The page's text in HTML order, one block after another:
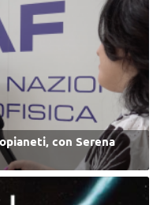
con Serena